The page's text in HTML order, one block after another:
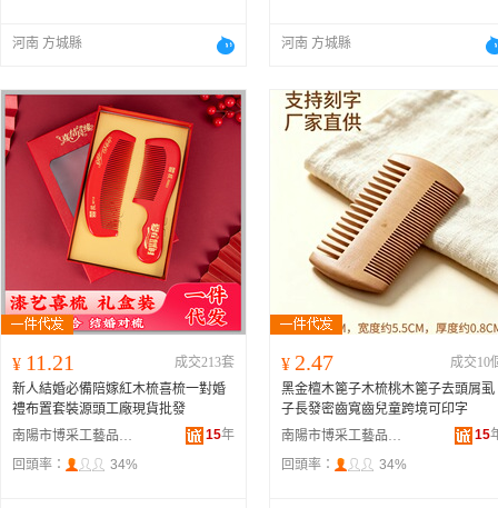
河南 方城縣 河南 方城縣
¥ 11.21
成交213套
新人結婚必備陪嫁紅木梳喜梳一對婚
禮布置套裝源頭工廠現貨批發
南陽市博采工藝品有限公司
15年
回頭率：
34%
¥ 2.47
成交10
黑金檀木篦子木梳桃木篦子去頭屑虱
子長發密齒寬齒兒童跨境可印字
南陽市博采工藝品有限公司
15
回頭率：
34%